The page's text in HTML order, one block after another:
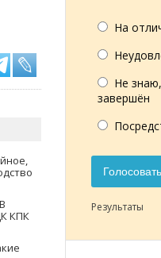
КПК
На
Не
завершён
Голосовать
Результаты